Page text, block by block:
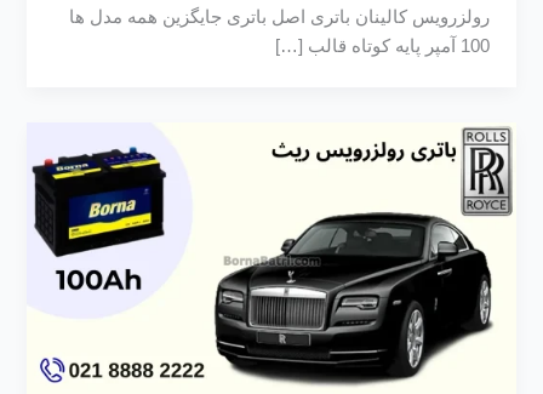
رولزرویس کالینان باتری اصل باتری جایگزین همه مدل ها
100 آمپر پایه کوتاه قالب […]